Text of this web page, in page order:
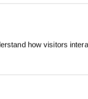
how visitors
fonctionnalités. Son
exemplaire et
aspirateur intelligent
votre maison. Les
adapté